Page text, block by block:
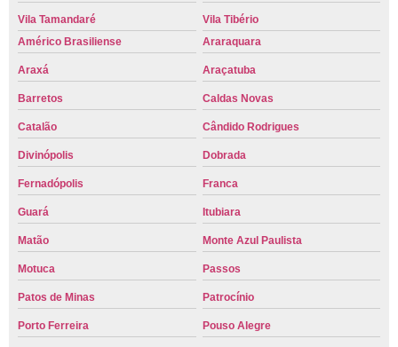
Vila Tamandaré
Vila Tibério
Américo Brasiliense
Araraquara
Araxá Araçatuba
Barretos Caldas Novas
Catalão Cândido Rodrigues
Divinópolis Dobrada
Fernadópolis Franca
Guará Itubiara
Matão Monte Azul Paulista
Motuca Passos
Patos de Minas Patrocínio
Porto Ferreira Pouso Alegre